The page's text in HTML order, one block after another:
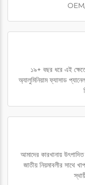
OEM/
১৯+ বছর ধরে এই
অ্যালুমিনিয়াম ফ্যাসাড
আমাদের কারখানায়
জাতীয় নিয়মাবলীর সাথে